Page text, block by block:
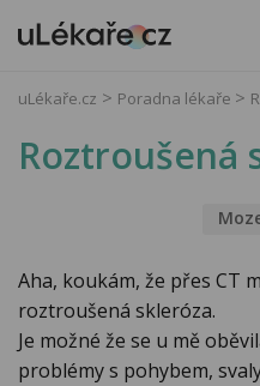
uLékaře.cz Poradna lékaře
Roztroušená
Aha, koukám, že přes CT
roztroušená skleróza.
Je možné že se u mě
problémy s pohybem,